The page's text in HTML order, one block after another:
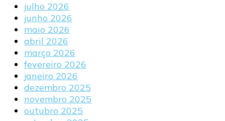
julho 2026
junho 2026
maio 2026
abril 2026
março 2026
fevereiro 2026
janeiro 2026
dezembro 2025
novembro 2025
outubro 2025